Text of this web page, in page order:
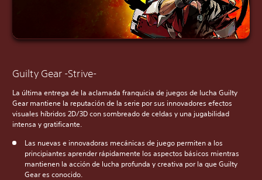
Guilty Gear -Strive-
La última entrega de la aclamada franquicia de juegos de lucha Guilty
Gear mantiene la reputación de la serie por sus innovadores efectos
visuales híbridos 2D/3D con sombreado de celdas y una jugabilidad
intensa y gratificante.
Las nuevas e innovadoras mecánicas de juego permiten a los
principiantes aprender rápidamente los aspectos básicos mientras
mantienen la acción de lucha profunda y creativa por la que Guilty
Gear es conocido.